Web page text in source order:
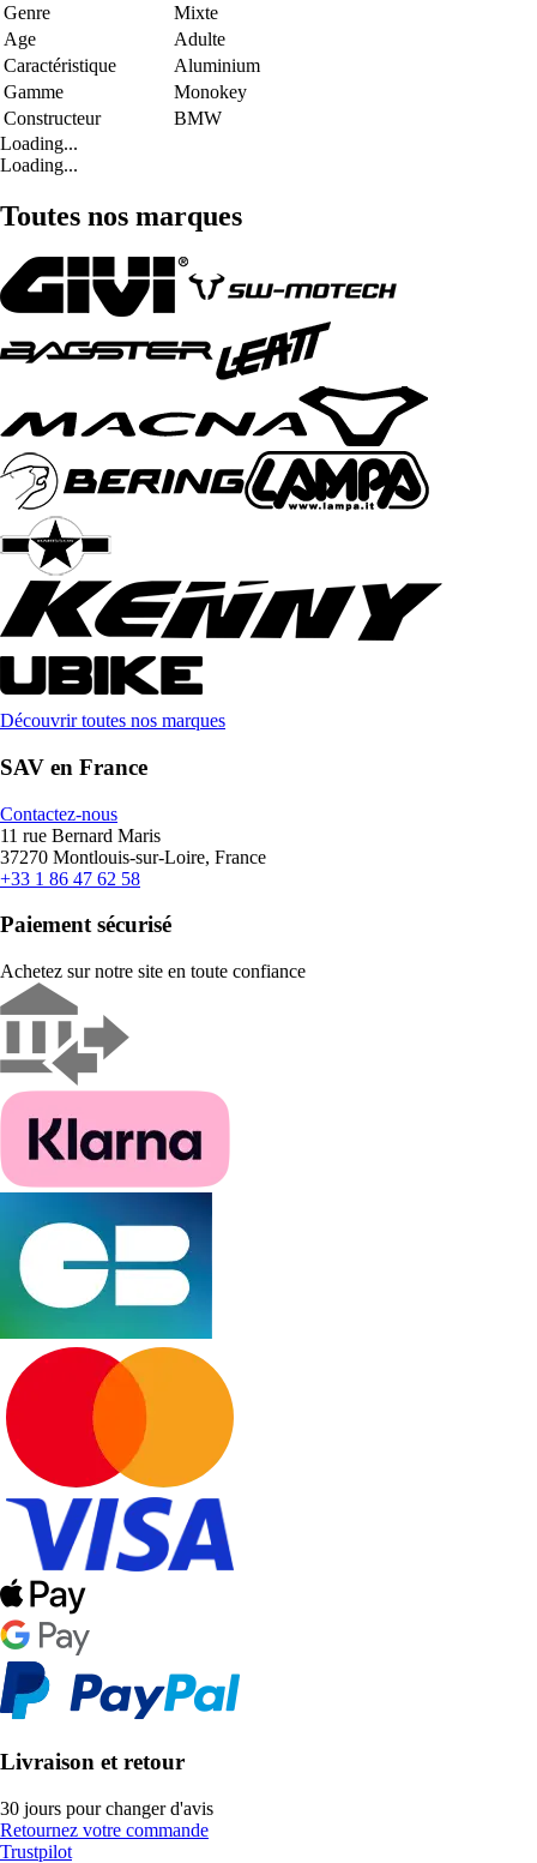
Genre
Mixte
Age
Adulte
Caractéristique
Aluminium
Gamme
Monokey
Constructeur
BMW
Loading...
Loading...
Toutes nos marques
Découvrir toutes nos marques
SAV en France
Contactez-nous
11 rue Bernard Maris
37270 Montlouis-sur-Loire, France
+33 1 86 47 62 58
Paiement sécurisé
Achetez sur notre site en toute confiance
Livraison et retour
30 jours pour changer d'avis
Retournez votre commande
Trustpilot